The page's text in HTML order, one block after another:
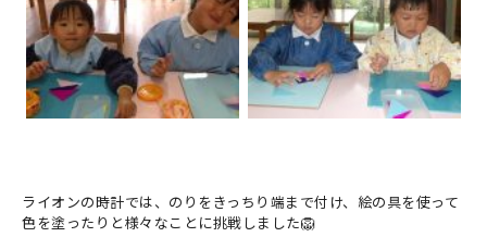
ライオンの時計では、のりをきっちり端まで付け、絵の具を使って
色を塗ったりと様々なことに挑戦しました🦁